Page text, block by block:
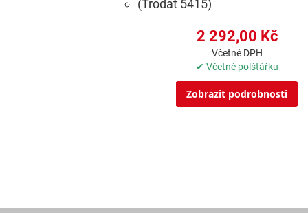
(Trodat 5415)
2 292,00 Kč
Včetně DPH
✔ Včetně polštářku
Zobrazit podrobnosti